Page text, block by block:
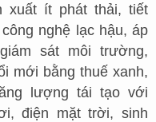
xuất ít phát thải, tiết
nghệ lạc hậu, áp
sát môi trường,
mới bằng thuế xanh,
lượng tái tạo với
điện mặt trời, sinh